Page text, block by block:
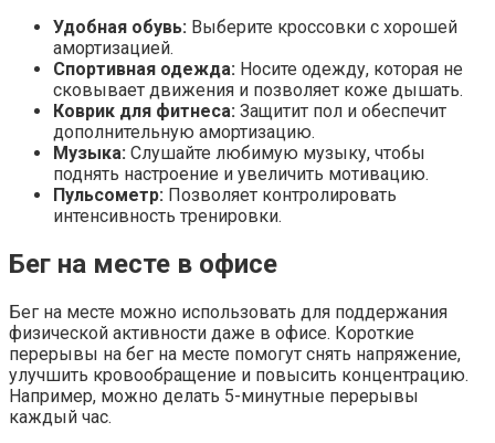
Удобная обувь: Выберите кроссовки с хорошей
амортизацией.
Спортивная одежда: Носите одежду, которая не
сковывает движения и позволяет коже дышать.
Коврик для фитнеса: Защитит пол и обеспечит
дополнительную амортизацию.
Музыка: Слушайте любимую музыку, чтобы
поднять настроение и увеличить мотивацию.
Пульсометр: Позволяет контролировать
интенсивность тренировки.
Бег на месте в офисе
Бег на месте можно использовать для поддержания
физической активности даже в офисе. Короткие
перерывы на бег на месте помогут снять напряжение,
улучшить кровообращение и повысить концентрацию.
Например, можно делать 5-минутные перерывы
каждый час.